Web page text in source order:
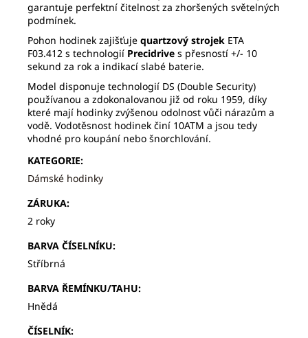
garantuje perfektní čitelnost za zhoršených světelných
podmínek.
Pohon hodinek zajišťuje quartzový strojek ETA
F03.412 s technologií Precidrive s přesností +/- 10
sekund za rok a indikací slabé baterie.
Model disponuje technologií DS (Double Security)
používanou a zdokonalovanou již od roku 1959, díky
které mají hodinky zvýšenou odolnost vůči nárazům a
vodě. Vodotěsnost hodinek činí 10ATM a jsou tedy
vhodné pro koupání nebo šnorchlování.
KATEGORIE:
Dámské hodinky
ZÁRUKA:
2 roky
BARVA ČÍSELNÍKU:
Stříbrná
BARVA ŘEMÍNKU/TAHU:
Hnědá
ČÍSELNÍK:
800